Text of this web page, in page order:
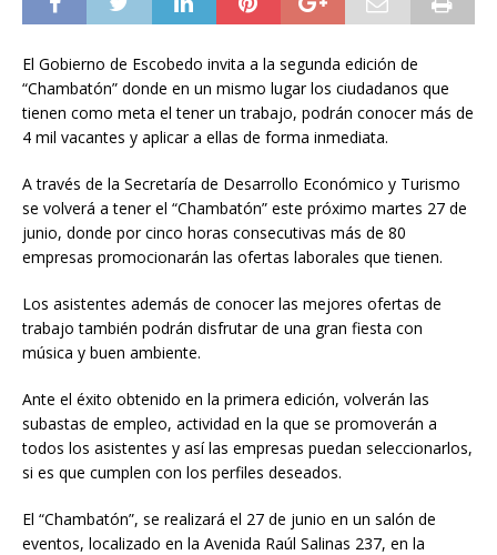
El Gobierno de Escobedo invita a la segunda edición de
“Chambatón” donde en un mismo lugar los ciudadanos que
tienen como meta el tener un trabajo, podrán conocer más de
4 mil vacantes y aplicar a ellas de forma inmediata.
A través de la Secretaría de Desarrollo Económico y Turismo
se volverá a tener el “Chambatón” este próximo martes 27 de
junio, donde por cinco horas consecutivas más de 80
empresas promocionarán las ofertas laborales que tienen.
Los asistentes además de conocer las mejores ofertas de
trabajo también podrán disfrutar de una gran fiesta con
música y buen ambiente.
Ante el éxito obtenido en la primera edición, volverán las
subastas de empleo, actividad en la que se promoverán a
todos los asistentes y así las empresas puedan seleccionarlos,
si es que cumplen con los perfiles deseados.
El “Chambatón”, se realizará el 27 de junio en un salón de
eventos, localizado en la Avenida Raúl Salinas 237, en la